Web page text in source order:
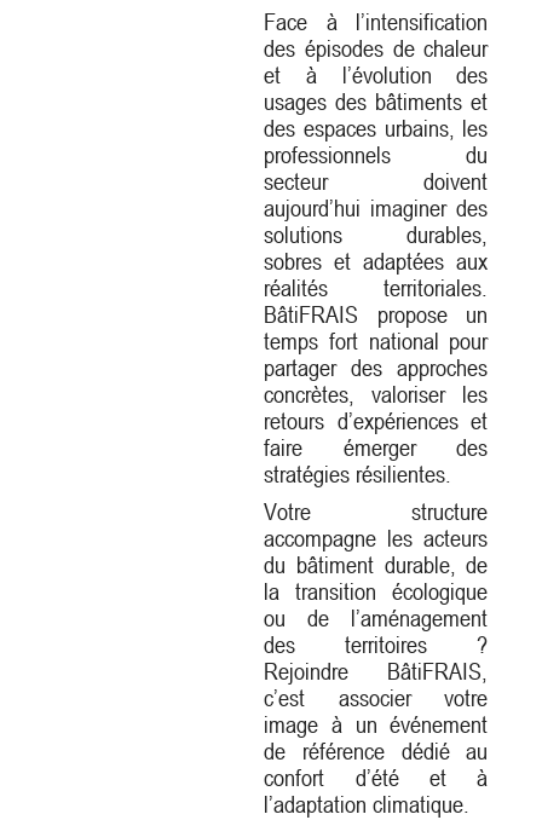
Face à l’intensification
des épisodes de chaleur
et à l’évolution des
usages des bâtiments et
des espaces urbains, les
professionnels du
secteur doivent
aujourd’hui imaginer des
solutions durables,
sobres et adaptées aux
réalités territoriales.
BâtiFRAIS propose un
temps fort national pour
partager des approches
concrètes, valoriser les
retours d’expériences et
faire émerger des
stratégies résilientes.
Votre structure
accompagne les acteurs
du bâtiment durable, de
la transition écologique
ou de l’aménagement
des territoires ?
Rejoindre BâtiFRAIS,
c’est associer votre
image à un événement
de référence dédié au
confort d’été et à
l’adaptation climatique.